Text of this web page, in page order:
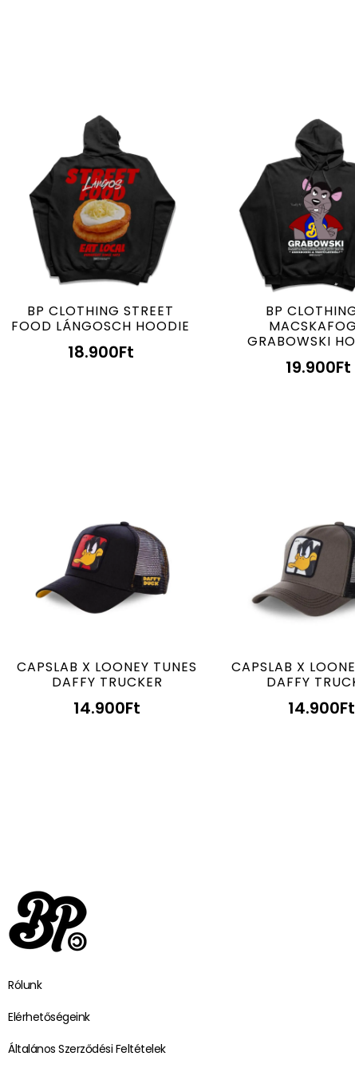
BP CLOTHING STREET
FOOD LÁNGOSCH HOODIE
18.900Ft
BP
GRABOWSKI
19.900Ft
CAPSLAB X LOONEY TUNES
DAFFY TRUCKER
14.900Ft
CAPSLAB X
DAFFY
14.900Ft
Rólunk
Elérhetőségeink
Általános Szerződési Feltételek